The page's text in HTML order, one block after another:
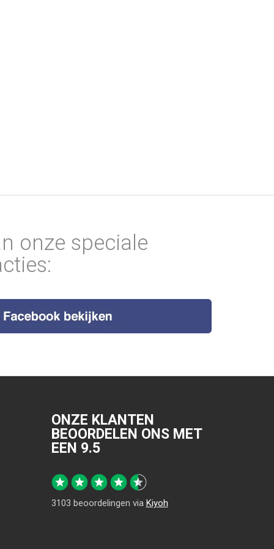
onze speciale
ONZE KLANTEN
BEOORDELEN ONS MET
EEN 9.5
3103 beoordelingen via Kiyoh